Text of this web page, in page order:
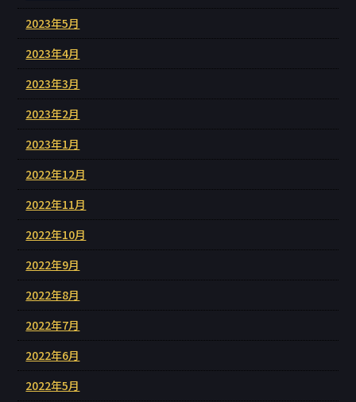
2023年5月
2023年4月
2023年3月
2023年2月
2023年1月
2022年12月
2022年11月
2022年10月
2022年9月
2022年8月
2022年7月
2022年6月
2022年5月